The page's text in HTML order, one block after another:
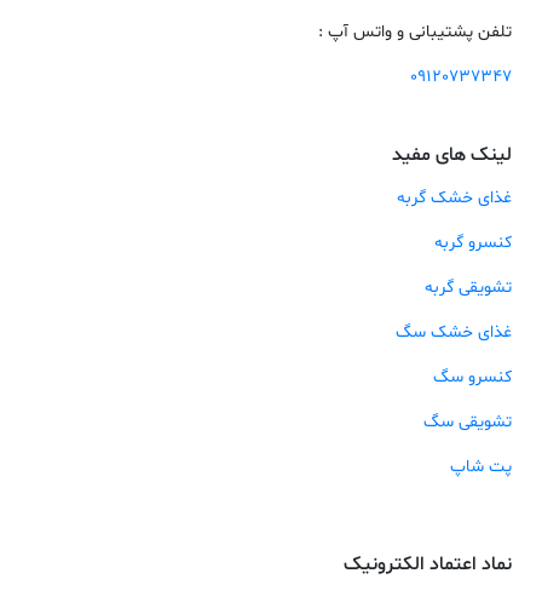
تلفن پشتیبانی و واتس آپ :
09120737347
لینک های مفید
غذای خشک گربه
کنسرو گربه
تشویقی گربه
غذای خشک سگ
کنسرو سگ
تشویقی سگ
پت شاپ
نماد اعتماد الکترونیک